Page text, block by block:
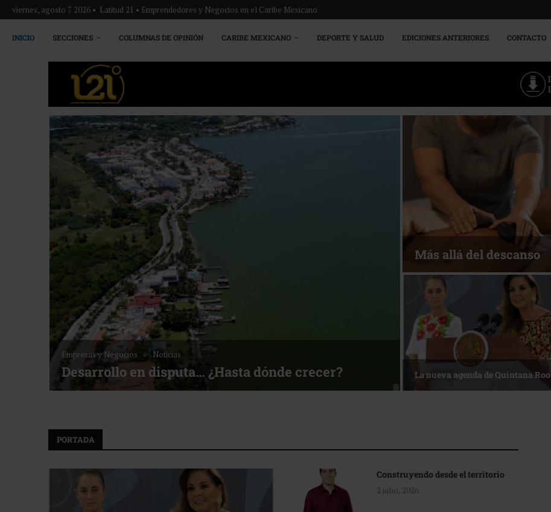
viernes, agosto 7 2026 • Latitud 21 • Emprendedores y Negocios en el Caribe Mexicano
INICIO SECCIONES COLUMNAS DE OPINIÓN CARIBE MEXICANO DEPORTE Y SALUD EDICIONES ANTERIORES CONTACTO
Empresas y Negocios Noticias
Desarrollo en disputa… ¿Hasta dónde crecer?
Más allá del descanso
La nueva agenda de Quintana Roo
PORTADA
Construyendo desde el territorio
2 julio, 2026